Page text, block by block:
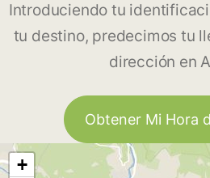
Introduciendo tu
tu destino, predecimos tu
dirección en
Obtener Mi Hora
+